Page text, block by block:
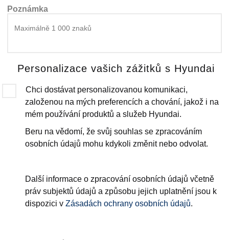
Poznámka
Personalizace vašich zážitků s Hyundai
Chci dostávat personalizovanou komunikaci,
založenou na mých preferencích a chování, jakož i na
mém používání produktů a služeb Hyundai.
Beru na vědomí, že svůj souhlas se zpracováním
osobních údajů mohu kdykoli změnit nebo odvolat.
Další informace o zpracování osobních údajů včetně
práv subjektů údajů a způsobu jejich uplatnění jsou k
dispozici v Zásadách ochrany osobních údajů.